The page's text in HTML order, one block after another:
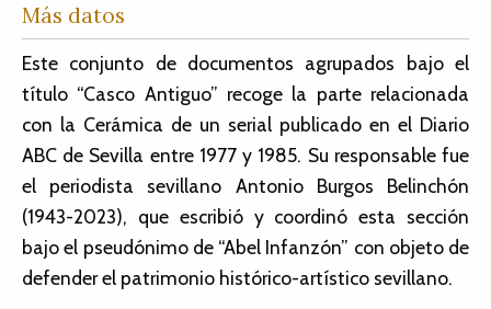
Más datos
Este conjunto de documentos agrupados bajo el
título “Casco Antiguo” recoge la parte relacionada
con la Cerámica de un serial publicado en el Diario
ABC de Sevilla entre 1977 y 1985. Su responsable fue
el periodista sevillano Antonio Burgos Belinchón
(1943-2023), que escribió y coordinó esta sección
bajo el pseudónimo de “Abel Infanzón” con objeto de
defender el patrimonio histórico-artístico sevillano.